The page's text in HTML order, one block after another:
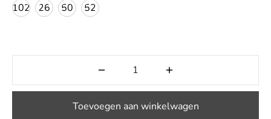
102 26 50 52
Toevoegen aan winkelwagen